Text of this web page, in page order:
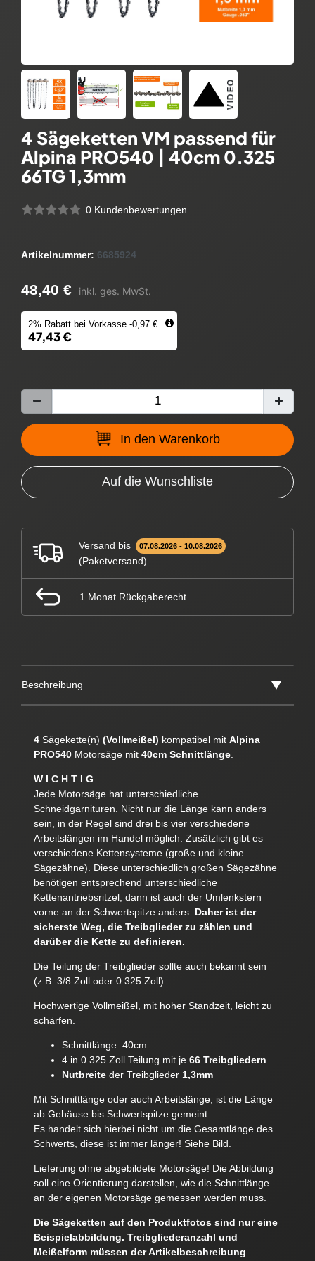
VIDEO
4 Sägeketten VM passend für
Alpina PRO540 | 40cm 0.325
66TG 1,3mm
0 Kundenbewertungen
Artikelnummer: 6685924
48,40 € inkl. ges. MwSt.
2% Rabatt bei Vorkasse -0,97 €
47,43 €
In den Warenkorb
Auf die Wunschliste
Versand bis 07.08.2026 - 10.08.2026
(Paketversand)
1 Monat Rückgaberecht
Beschreibung
4Sägekette(n) (Vollmeißel) kompatibel mit Alpina
PRO540Motorsäge mit 40cm Schnittlänge.
W I C H T I G
Jede Motorsäge hat unterschiedliche
Schneidgarnituren. Nicht nur die Länge kann anders
sein, in der Regel sind drei bis vier verschiedene
Arbeitslängen im Handel möglich. Zusätzlich gibt es
verschiedene Kettensysteme (große und kleine
Sägezähne). Diese unterschiedlich großen Sägezähne
benötigen entsprechend unterschiedliche
Kettenantriebsritzel, dann ist auch der Umlenkstern
vorne an der Schwertspitze anders. Daher ist der
sicherste Weg, die Treibglieder zu zählen und
darüber die Kette zu definieren.
Die Teilung der Treibglieder sollte auch bekannt sein
(z.B. 3/8 Zoll oder 0.325 Zoll).
Hochwertige Vollmeißel, mit hoher Standzeit, leicht zu
schärfen.
Schnittlänge: 40cm
4 in 0.325 Zoll Teilung mit je 66 Treibgliedern
Nutbreiteder Treibglieder 1,3mm
Mit Schnittlänge oder auch Arbeitslänge, ist die Länge
ab Gehäuse bis Schwertspitze gemeint.
Es handelt sich hierbei nicht um die Gesamtlänge des
Schwerts, diese ist immer länger! Siehe Bild.
Lieferung ohne abgebildete Motorsäge! Die Abbildung
soll eine Orientierung darstellen, wie die Schnittlänge
an der eigenen Motorsäge gemessen werden muss.
Die Sägeketten auf den Produktfotos sind nur eine
Beispielabbildung. Treibgliederanzahl und
Meißelform müssen der Artikelbeschreibung